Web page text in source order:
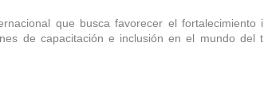
que busca favorecer el fortalecimiento
de capacitación e inclusión en el mundo del